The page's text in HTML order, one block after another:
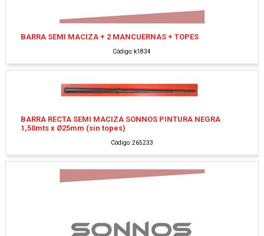
BARRA SEMI MACIZA + 2 MANCUERNAS + TOPES
Código: k1834
BARRA RECTA SEMI MACIZA SONNOS PINTURA NEGRA
1,50mts x Ø25mm (sin topes)
Código: 265233